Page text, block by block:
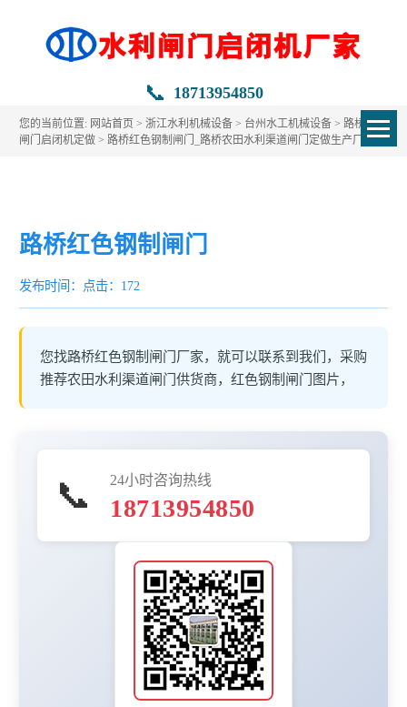
📞 18713954850
您的当前位置: 网站首页 >浙江水利机械设备 > 台州水工机械设备 >路桥水利
闸门启闭机定做 > 路桥红色钢制闸门_路桥农田水利渠道闸门定做生产厂家
路桥红色钢制闸门
发布时间： 点击：172
您找路桥红色钢制闸门厂家，就可以联系到我们，采购
推荐农田水利渠道闸门供货商，红色钢制闸门图片，
📞 24小时咨询热线
18713954850